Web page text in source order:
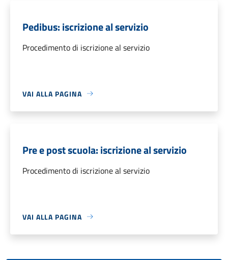
Pedibus: iscrizione al servizio
Procedimento di iscrizione al servizio
VAI ALLA PAGINA
Pre e post scuola: iscrizione al servizio
Procedimento di iscrizione al servizio
VAI ALLA PAGINA